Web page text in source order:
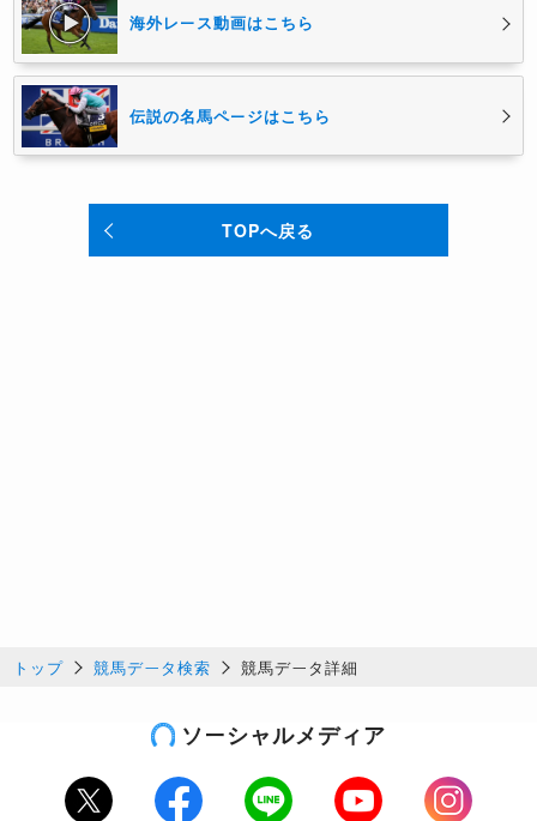
海外レース動画はこちら
伝説の名馬ページはこちら
TOPへ戻る
トップ 競馬データ検索 競馬データ詳細
ソーシャルメディア